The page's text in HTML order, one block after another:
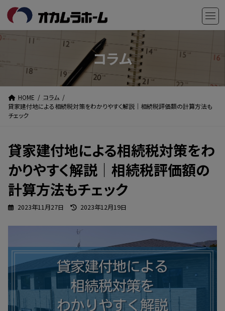
テ
ン
キ
ゲ
ー
に
コラム
HOME
コラム
貸家建付地による相続税対策をわかりやすく解説｜相続税評価額の計算方法も
チェック
貸家建付地による相続税対策をわ
かりやすく解説｜相続税評価額の
計算方法もチェック
2023年11月27日
最
更
新
日
時
:
2023年12月19日